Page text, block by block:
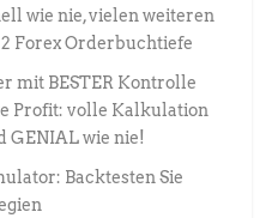
wie nie, vielen weiteren
Forex Orderbuchtiefe
mit BESTER Kontrolle
Profit: volle Kalkulation
GENIAL wie nie!
Backtesten Sie